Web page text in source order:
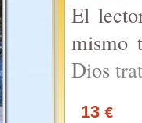
El
mismo
Dios
13 €